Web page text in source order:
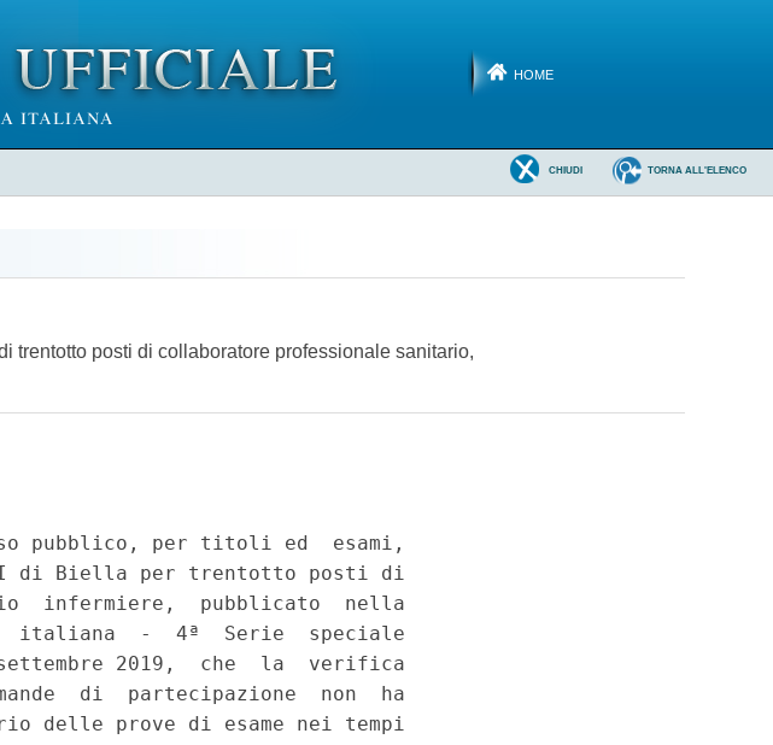
HOME
TORNA ALL'ELENCO
CHIUDI
trentotto posti di collaboratore professionale sanitario,